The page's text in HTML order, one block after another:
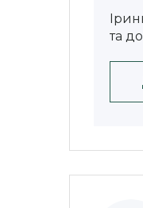
та